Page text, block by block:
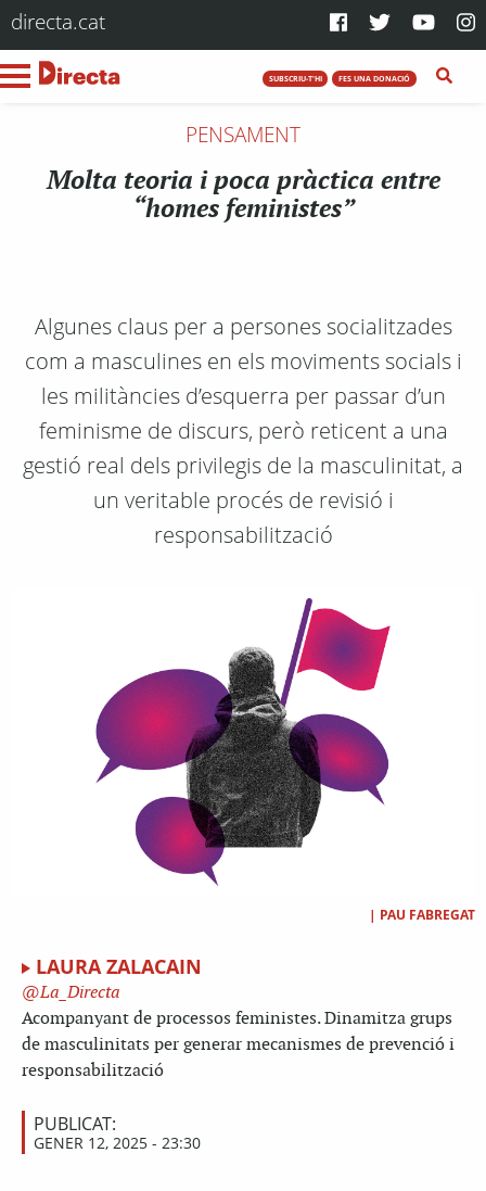
directa.cat
SUBSCRIU-T'HI FES UNA DONACIÓ
PENSAMENT
Molta teoria i poca pràctica entre
“homes feministes”
Algunes claus per a persones socialitzades
com a masculines en els moviments socials i
les militàncies d’esquerra per passar d’un
feminisme de discurs, però reticent a una
gestió real dels privilegis de la masculinitat, a
un veritable procés de revisió i
responsabilització
| PAU FABREGAT
LAURA ZALACAIN
La_Directa
Acompanyant de processos feministes. Dinamitza grups
de masculinitats per generar mecanismes de prevenció i
responsabilització
PUBLICAT:
GENER 12, 2025 - 23:30